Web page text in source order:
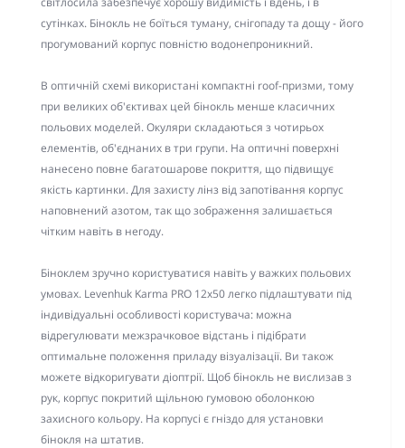
сутінках. Бінокль не боїться туману, снігопаду та дощу - його
прогумований корпус повністю водонепроникний.
В оптичній схемі використані компактні roof-призми, тому
при великих об'єктивах цей бінокль менше класичних
польових моделей. Окуляри складаються з чотирьох
елементів, об'єднаних в три групи. На оптичні поверхні
нанесено повне багатошарове покриття, що підвищує
якість картинки. Для захисту лінз від запотівання корпус
наповнений азотом, так що зображення залишається
чітким навіть в негоду.
Біноклем зручно користуватися навіть у важких польових
умовах. Levenhuk Karma PRO 12x50 легко підлаштувати під
індивідуальні особливості користувача: можна
відрегулювати межзрачковое відстань і підібрати
оптимальне положення приладу візуалізації. Ви також
можете відкоригувати діоптрії. Щоб бінокль не вислизав з
рук, корпус покритий щільною гумовою оболонкою
захисного кольору. На корпусі є гніздо для установки
бінокля на штатив.